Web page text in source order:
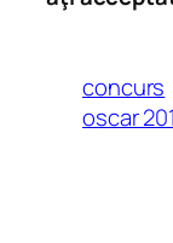
concurs
oscar